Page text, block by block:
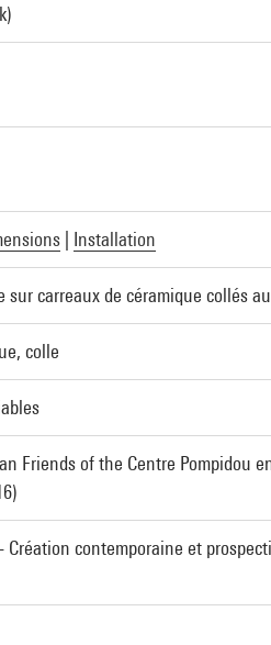
Installation
sur carreaux de céramique collés
colle
Friends of the Centre Pompidou
Création contemporaine et